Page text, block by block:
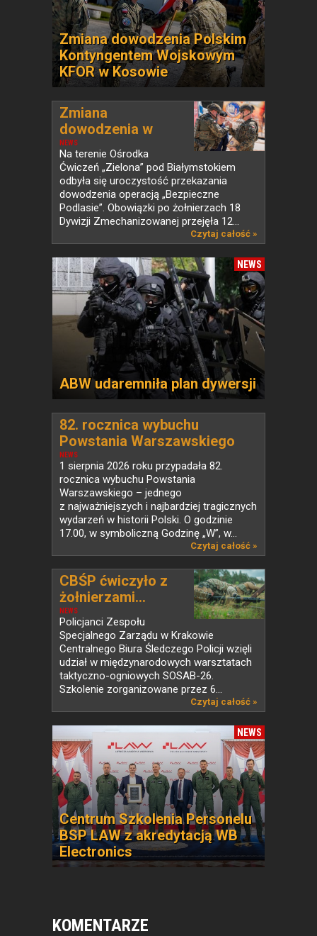
Zmiana dowodzenia Polskim
Kontyngentem Wojskowym
KFOR w Kosowie
NEWS
Zmiana
dowodzenia w
operacji...
Na terenie Ośrodka
Ćwiczeń „Zielona” pod Białymstokiem
odbyła się uroczystość przekazania
dowodzenia operacją „Bezpieczne
Podlasie”. Obowiązki po żołnierzach 18
Dywizji Zmechanizowanej przejęła 12...
Czytaj całość »
NEWS
ABW udaremniła plan dywersji
NEWS
82. rocznica wybuchu
Powstania Warszawskiego
1 sierpnia 2026 roku przypadała 82.
rocznica wybuchu Powstania
Warszawskiego – jednego
z najważniejszych i najbardziej tragicznych
wydarzeń w historii Polski. O godzinie
17.00, w symboliczną Godzinę „W”, w...
Czytaj całość »
NEWS
CBŚP ćwiczyło z
żołnierzami...
Policjanci Zespołu
Specjalnego Zarządu w Krakowie
Centralnego Biura Śledczego Policji wzięli
udział w międzynarodowych warsztatach
taktyczno-ogniowych SOSAB-26.
Szkolenie zorganizowane przez 6...
Czytaj całość »
NEWS
Centrum Szkolenia Personelu
BSP LAW z akredytacją WB
Electronics
KOMENTARZE